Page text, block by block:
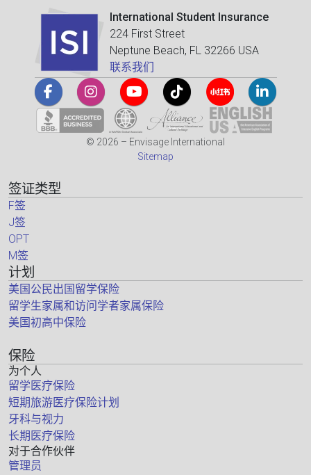
International Student Insurance
224 First Street
Neptune Beach, FL 32266 USA
联系我们
© 2026 – Envisage International
Sitemap
签证类型
F签
J签
OPT
M签
计划
美国公民出国留学保险
留学生家属和访问学者家属保险
美国初高中保险
保险
为个人
留学医疗保险
短期旅游医疗保险计划
牙科与视力
长期医疗保险
对于合作伙伴
管理员